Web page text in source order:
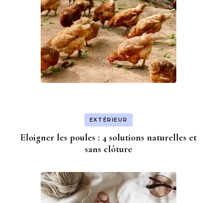
EXTÉRIEUR
Eloigner les poules : 4 solutions naturelles et
sans clôture